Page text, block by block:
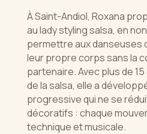
À Saint-Andiol, Roxana
au lady styling salsa, en
permettre aux danseuses
leur propre corps sans la
partenaire. Avec plus de
de la salsa, elle a
progressive qui ne se
décoratifs : chaque
technique et musicale.